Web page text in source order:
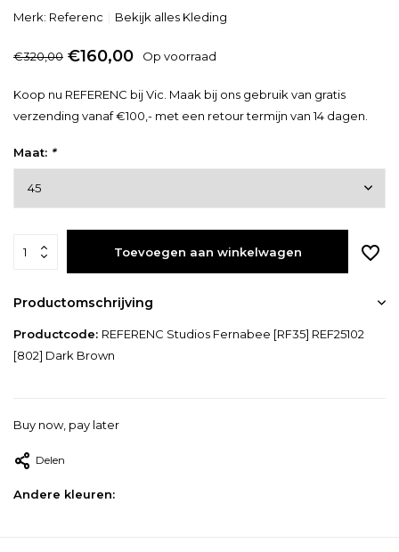
Merk: Referenc Bekijk alles Kleding
€320,00 €160,00 Op voorraad
Koop nu REFERENC bij Vic. Maak bij ons gebruik van gratis
verzending vanaf €100,- met een retour termijn van 14 dagen.
Maat: *
Toevoegen aan winkelwagen
Productomschrijving
Productcode: REFERENC Studios Fernabee [RF35] REF25102
[802] Dark Brown
Buy now, pay later
Delen
Andere kleuren: